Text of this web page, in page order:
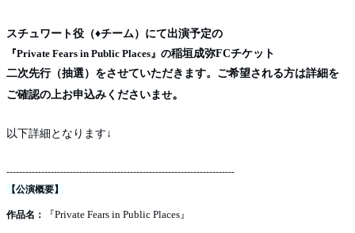
スチュワート役（♦チーム）にて出演予定の
『Private Fears in Public Places』の稲垣成弥FCチケット
二次先行（抽選）をさせていただきます。ご希望される方は詳細を
ご確認の上お申込みくださいませ。
以下詳細となります↓
------------------------------------------------------------------------
【公演概要】
作品名： 『Private Fears in Public Places』